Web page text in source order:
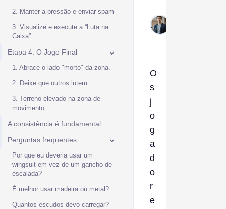
2. Manter a pressão e enviar spam
3. Visualize e execute a “Luta na
Caixa”
Etapa 4: O Jogo Final
1. Abrace o lado "morto" da zona.
2. Deixe que outros lutem
3. Terreno elevado na zona de
movimento
A consistência é fundamental.
Perguntas frequentes
Por que eu deveria usar um
wingsuit em vez de um gancho de
escalada?
É melhor usar madeira ou metal?
Quantos escudos devo carregar?
O
s
j
o
g
a
d
o
r
e